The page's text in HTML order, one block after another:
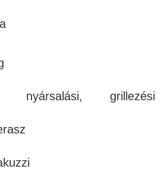
nyársalási, grillezési